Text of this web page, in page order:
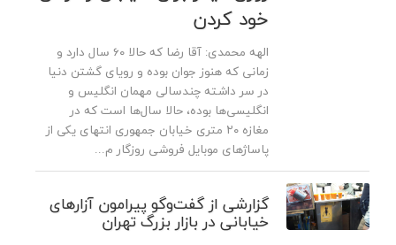
خود کردن
الهه محمدی: آقا رضا که حالا ۶۰ سال دارد و
زمانی که هنوز جوان بوده و رویای گشتن دنیا
در سر داشته چندسالی مهمان انگلیس و
انگلیسی‌ها بوده، حالا سال‌ها است که در
مغازه ۲۰ متری خیابان جمهوری انتهای یکی از
پاساژهای موبایل فروشی روزگار م...
گزارشی از گفت‌وگو پیرامون آزارهای
خیابانی در بازار بزرگ تهران